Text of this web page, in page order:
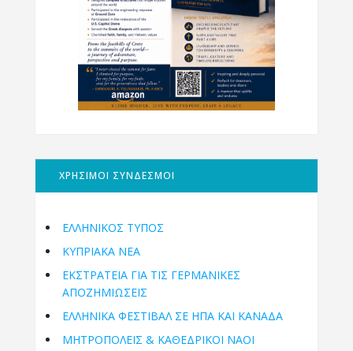
ΧΡΗΣΙΜΟΙ ΣΥΝΔΕΣΜΟΙ
ΕΛΛΗΝΙΚΟΣ ΤΥΠΟΣ
ΚΥΠΡΙΑΚΑ ΝΕΑ
ΕΚΣΤΡΑΤΕΙΑ ΓΙΑ ΤΙΣ ΓΕΡΜΑΝΙΚΕΣ
ΑΠΟΖΗΜΙΩΣΕΙΣ
ΕΛΛΗΝΙΚΆ ΦΕΣΤΙΒΆΛ ΣΕ ΗΠΑ ΚΑΙ ΚΑΝΑΔΑ
ΜΗΤΡΟΠΌΛΕΙΣ & ΚΑΘΕΔΡΙΚΟΊ ΝΑΟΊ